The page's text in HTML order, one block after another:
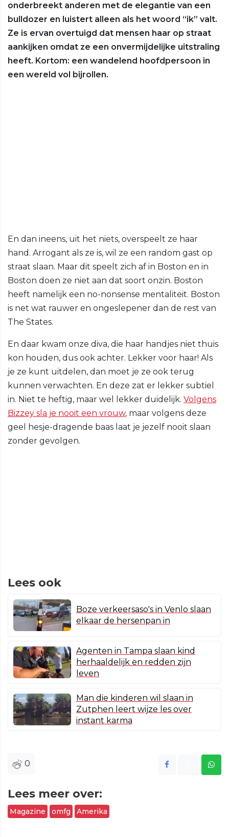
onderbreekt anderen met de elegantie van een
bulldozer en luistert alleen als het woord “ik” valt.
Ze is ervan overtuigd dat mensen haar op straat
aankijken omdat ze een onvermijdelijke uitstraling
heeft. Kortom: een wandelend hoofdpersoon in
een wereld vol bijrollen.
En dan ineens, uit het niets, overspeelt ze haar
hand. Arrogant als ze is, wil ze een random gast op
straat slaan. Maar dit speelt zich af in Boston en in
Boston doen ze niet aan dat soort onzin. Boston
heeft namelijk een no-nonsense mentaliteit. Boston
is net wat rauwer en ongeslepener dan de rest van
The States.
En daar kwam onze diva, die haar handjes niet thuis
kon houden, dus ook achter. Lekker voor haar! Als
je ze kunt uitdelen, dan moet je ze ook terug
kunnen verwachten. En deze zat er lekker subtiel
in. Niet te heftig, maar wel lekker duidelijk. Volgens
Bizzey sla je nooit een vrouw, maar volgens deze
geel hesje-dragende baas laat je jezelf nooit slaan
zonder gevolgen.
Lees ook
Boze verkeersaso's in Venlo slaan
elkaar de hersenpan in
Agenten in Tampa slaan kind
herhaaldelijk en redden zijn
leven
Man die kinderen wil slaan in
Zutphen leert wijze les over
instant karma
0
Lees meer over:
Magazine omfg Amerika